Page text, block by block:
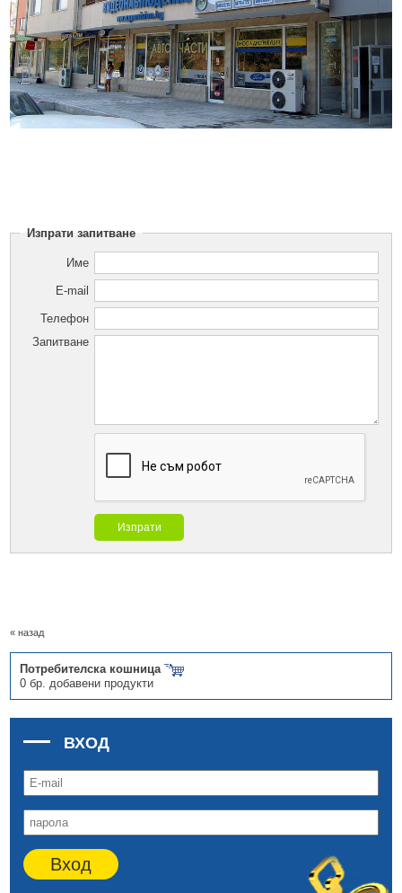
Изпрати запитване
Име
E-mail
Телефон
Запитване
Изпрати
« назад
Потребителска кошница
0 бр. добавени продукти
ВХОД
Вход